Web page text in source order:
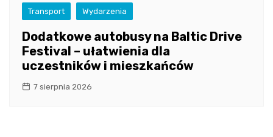
Transport Wydarzenia
Dodatkowe autobusy na Baltic Drive
Festival – ułatwienia dla
uczestników i mieszkańców
7 sierpnia 2026